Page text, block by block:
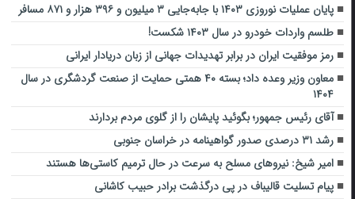
پایان عملیات نوروزی ۱۴۰۳ با جابه‌جایی ۳ میلیون و ۳۹۶ هزار و ۸۷۱ مسافر
طلسم واردات خودرو در سال ۱۴۰۳ شکست!
رمز موفقیت ایران در برابر تهدیدات جهانی از زبان دریادار ایرانی
معاون وزیر وعده داد؛ بسته ۴۰ همتی حمایت از صنعت گردشگری در سال
۱۴۰۴
آقای رئیس جمهور؛ بگوئید پایشان را از گلوی مردم بردارند
رشد ۳۱ درصدی صدور گواهینامه در خراسان جنوبی
امیر شیخ: نیروهای مسلح به سرعت در حال ترمیم کاستی‌ها هستند
پیام تسلیت قالیباف در پی درگذشت برادر حبیب کاشانی